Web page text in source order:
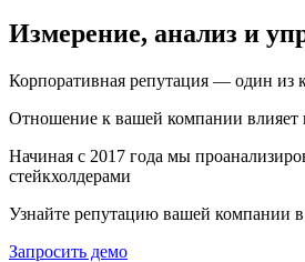
Измерение, анализ и
Корпоративная репутация — один из
Отношение к вашей компании влияет
Начиная с 2017 года мы
стейкхолдерами
Узнайте репутацию вашей компании
Запросить демо